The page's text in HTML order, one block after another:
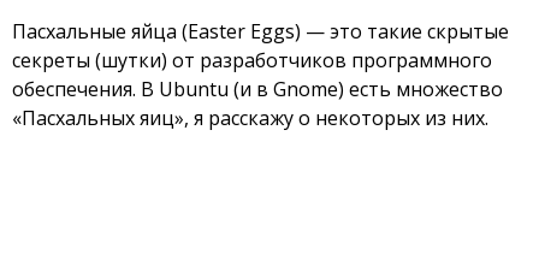
Пасхальные яйца (Easter Eggs) — это такие скрытые
секреты (шутки) от разработчиков программного
обеспечения. В Ubuntu (и в Gnome) есть множество
«Пасхальных яиц», я расскажу о некоторых из них.